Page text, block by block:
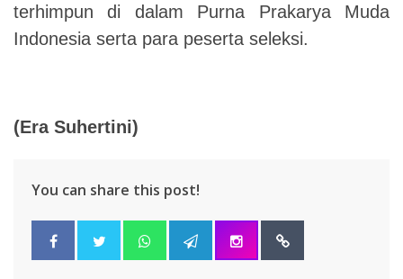
terhimpun di dalam Purna Prakarya Muda
Indonesia serta para peserta seleksi.
(Era Suhertini)
You can share this post!